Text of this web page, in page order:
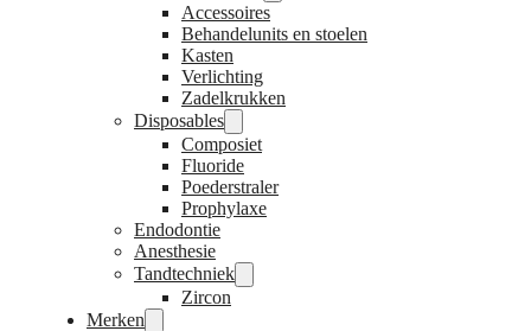
Accessoires
Behandelunits en stoelen
Kasten
Verlichting
Zadelkrukken
Disposables
Composiet
Fluoride
Poederstraler
Prophylaxe
Endodontie
Anesthesie
Tandtechniek
Zircon
Merken